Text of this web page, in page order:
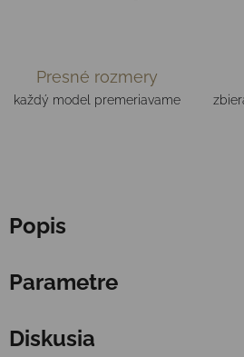
Presné rozmery
každý model premeriavame
Popis
Parametre
Diskusia